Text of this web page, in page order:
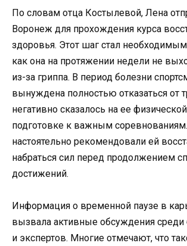
По словам отца Костылевой, Лена
Воронеж для прохождения курса
здоровья. Этот шаг стал необходимым
как она на протяжении недели не
из-за гриппа. В период болезни
вынуждена полностью отказаться от
негативно сказалось на ее
подготовке к важным
настоятельно рекомендовали ей
набраться сил перед продолжением
достижений.
Информация о временной паузе в
вызвала активные обсуждения
и экспертов. Многие отмечают, что